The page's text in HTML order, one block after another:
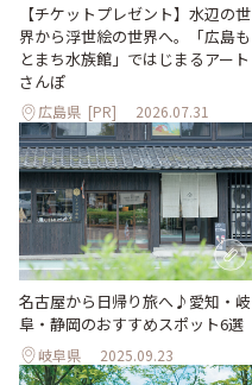
【チケットプレゼント】水辺の世
界から浮世絵の世界へ。「広島も
とまち水族館」ではじまるアート
さんぽ
広島県 [PR] 2026.07.31
名古屋から日帰り旅へ♪愛知・岐
阜・静岡のおすすめスポット6選
岐阜県 2025.09.23